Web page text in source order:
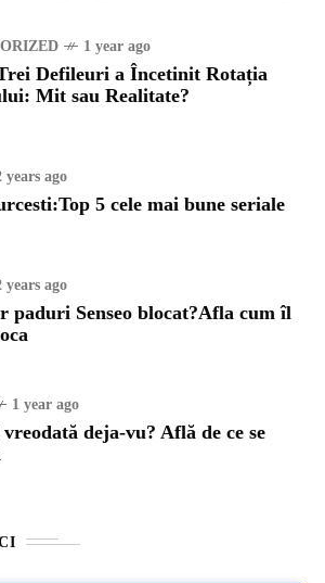
1 year ago
Defileuri a Încetinit Rotația
Mit sau Realitate?
years ago
5 cele mai bune seriale
years ago
paduri Senseo blocat?Afla cum îl
1 year ago
deja-vu? Află de ce se